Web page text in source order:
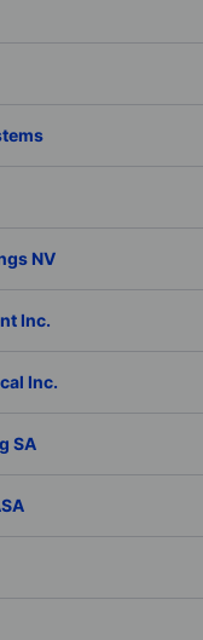
NV
Inc.
Inc.
SA